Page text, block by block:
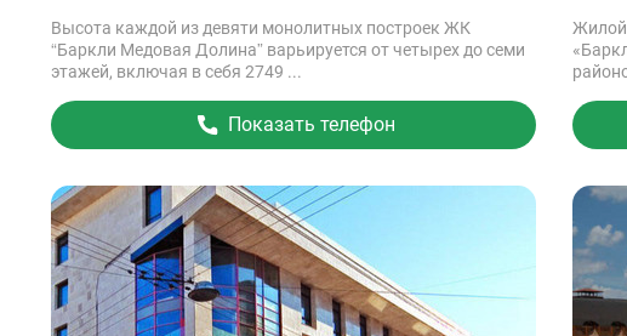
Высота каждой из девяти монолитных построек ЖК
“Баркли Медовая Долина” варьируется от четырех до семи
этажей, включая в себя 2749 ...
Показать телефон
Жилой